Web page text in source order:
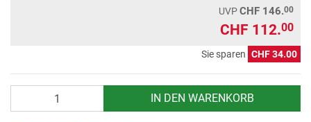
UVPCHF 146.00
CHF 112.00
Sie sparen CHF 34.00
IN DEN WARENKORB